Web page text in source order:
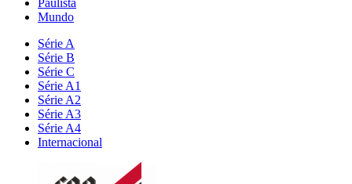
Paulista
Mundo
Série A
Série B
Série C
Série A1
Série A2
Série A3
Série A4
Internacional